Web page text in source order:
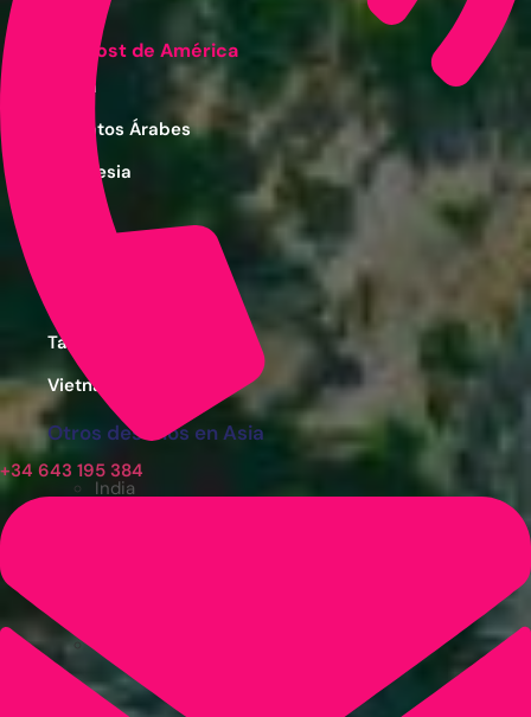
Ver post de América
China
Emiratos Árabes
Indonesia
Tailandia
Vietnam
Otros destinos en Asia
India
+34 643 195 384